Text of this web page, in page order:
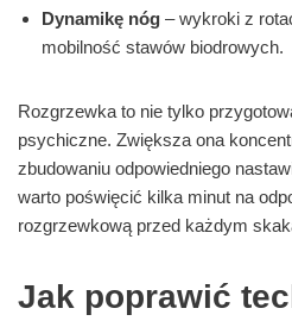
Dynamikę nóg – wykroki z
mobilność stawów biodrowych.
Rozgrzewka to nie tylko
psychiczne. Zwiększa ona
zbudowaniu odpowiedniego
warto poświęcić kilka minut na
rozgrzewkową przed każdym
Jak poprawić